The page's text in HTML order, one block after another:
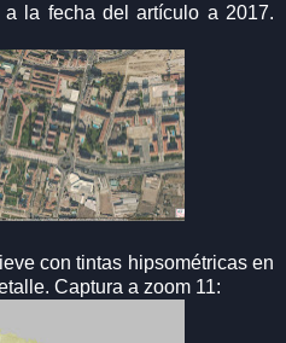
a la fecha del artículo a 2017.
con tintas hipsométricas en
Captura a zoom 11: